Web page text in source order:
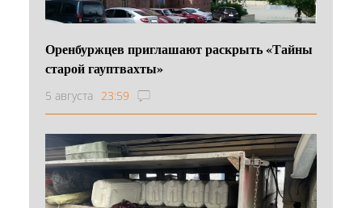
Оренбуржцев приглашают раскрыть «Тайны
старой гауптвахты»
5 августа 23:59